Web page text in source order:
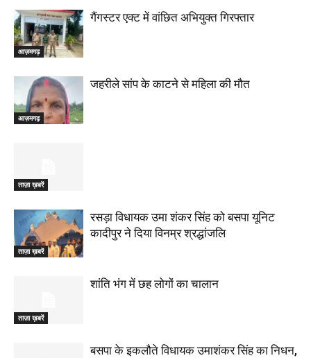
आज़मगढ़
गैंगस्टर एक्ट में वांछित अभियुक्त गिरफ्तार
आज़मगढ़
जहरीले सांप के काटने से महिला की मौत
ताज़ा ख़बरें
ताज़ा ख़बरें
रसड़ा विधायक उमा शंकर सिंह को बसपा यूनिट
कादीपुर ने दिया विनम्र श्रद्धांजलि
ताज़ा ख़बरें
शांति भंग में छह लोगों का चालान
बसपा के इकलौते विधायक उमाशंकर सिंह का निधन,